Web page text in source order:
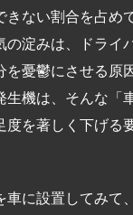
ない割合を占め
の淀みは、ドライ
を憂鬱にさせる原
生機は、そんな「
度を著しく下げる
に設置してみて